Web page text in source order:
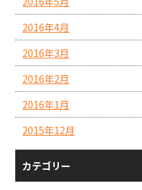
2016年4月
2016年3月
2016年2月
2016年1月
2015年12月
カテゴリー